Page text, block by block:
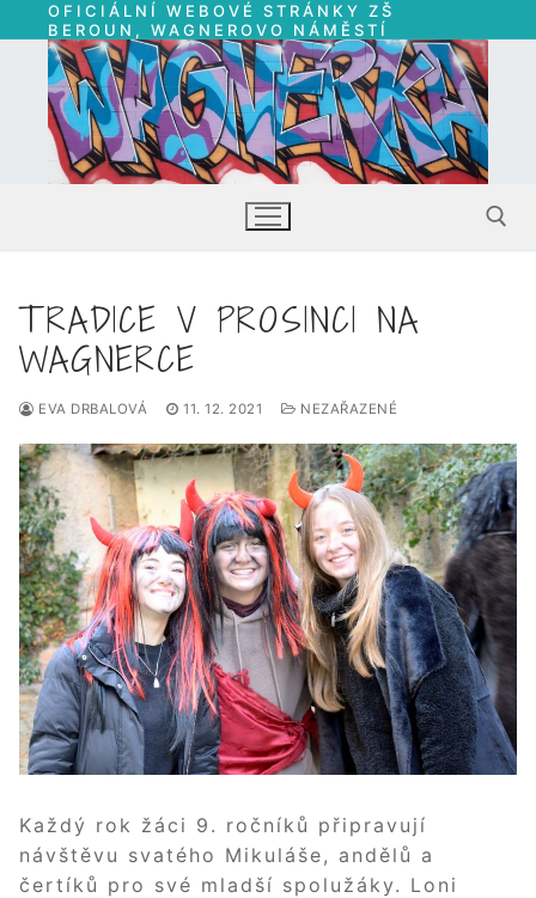
Přeskočit
na
obsah
OFICIÁLNÍ WEBOVÉ STRÁNKY ZŠ
BEROUN, WAGNEROVO NÁMĚSTÍ
Hledat:
TRADICE V PROSINCI NA
WAGNERCE
EVA DRBALOVÁ 11. 12. 2021 NEZAŘAZENÉ
Každý rok žáci 9. ročníků připravují
návštěvu svatého Mikuláše, andělů a
čertíků pro své mladší spolužáky. Loni